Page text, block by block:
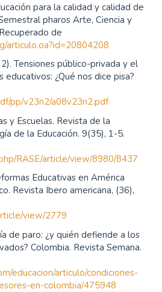
para la calidad y calidad de
pharos Arte, Ciencia y
de
articulo.oa?id=20804208
Tensiones público-privada y el
¿Qué nos dice pisa?
pp/v23n2/a08v23n2.pdf
y Escuelas. Revista de la
de la Educación. 9(35), 1-5.
RASE/article/view/8980/8437
Educativas en América
Revista Ibero americana, (36),
view/2779
de paro: ¿y quién defiende a los
Colombia. Revista Semana.
educacion/articulo/condiciones-
en-colombia/475948